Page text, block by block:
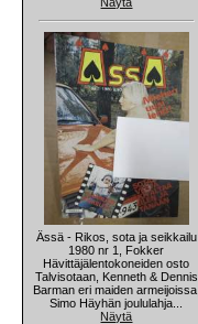
Ässä - Rikos, sota ja seikkailu
1980 nr 1, Fokker
Hävittäjälentokoneiden osto
Talvisotaan, Kenneth & Dennis
Barman eri maiden armeijoissa,
Simo Häyhän joululahja...
Näytä